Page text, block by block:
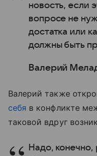
новость, если
вопросе не
достатка или
должны быть
Валерий
Валерий также
себя в конфликте
таковой вдруг
Надо, конечно,